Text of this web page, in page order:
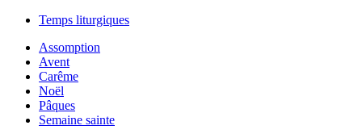
Temps liturgiques
Assomption
Avent
Carême
Noël
Pâques
Semaine sainte